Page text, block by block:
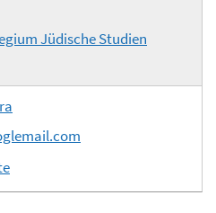
Jüdische Studien